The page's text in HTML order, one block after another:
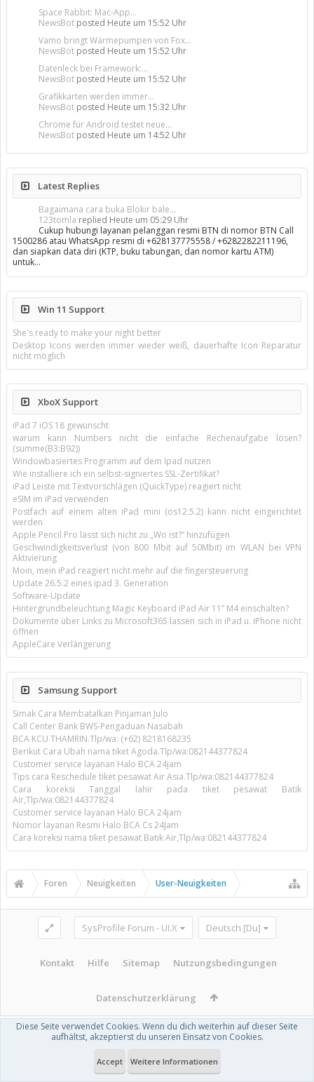
Space Rabbit: Mac-App...
NewsBot posted Heute um 15:52 Uhr
Vamo bringt Wärmepumpen von Fox...
NewsBot posted Heute um 15:52 Uhr
Datenleck bei Framework:...
NewsBot posted Heute um 15:52 Uhr
Grafikkarten werden immer...
NewsBot posted Heute um 15:32 Uhr
Chrome für Android testet neue...
NewsBot posted Heute um 14:52 Uhr
Latest Replies
Bagaimana cara buka Blokir bale...
123tomla replied Heute um 05:29 Uhr
Cukup hubungi layanan pelanggan resmi BTN di nomor BTN Call
1500286 atau WhatsApp resmi di +628137775558 / +6282282211196,
dan siapkan data diri (KTP, buku tabungan, dan nomor kartu ATM)
untuk…
Win 11 Support
She's ready to make your night better
Desktop Icons werden immer wieder weiß, dauerhafte Icon Reparatur
nicht möglich
XboX Support
iPad 7 iOS 18 gewünscht
warum kann Numbers nicht die einfache Rechenaufgabe lösen?
(summe(B3:B92))
Windowbasiertes Programm auf dem Ipad nutzen
Wie installiere ich ein selbst-signiertes SSL-Zertifikat?
iPad Leiste mit Textvorschlägen (QuickType) reagiert nicht
eSIM im iPad verwenden
Postfach auf einem alten iPad mini (os12.5.2) kann nicht eingerichtet
werden
Apple Pencil Pro lässt sich nicht zu „Wo ist?“ hinzufügen
Geschwindigkeitsverlust (von 800 Mbit auf 50Mbit) im WLAN bei VPN
Aktivierung
Moin, mein iPad reagiert nicht mehr auf die fingersteuerung
Update 26.5.2 eines ipad 3. Generation
Software-Update
Hintergrundbeleuchtung Magic Keyboard iPad Air 11’’ M4 einschalten?
Dokumente über Links zu Microsoft365 lassen sich in iPad u. iPhone nicht
öffnen
AppleCare Verlängerung
Samsung Support
Simak Cara Membatalkan Pinjaman Julo
Call Center Bank BWS-Pengaduan Nasabah
BCA KCU THAMRIN.Tlp/wa: (+62) 8218168235
Berikut Cara Ubah nama tiket Agoda.Tlp/wa:082144377824
Customer service layanan Halo BCA 24jam
Tips cara Reschedule tiket pesawat Air Asia.Tlp/wa:082144377824
Cara koreksi Tanggal lahir pada tiket pesawat Batik
Air,Tlp/wa:082144377824
Customer service layanan Halo BCA 24jam
Nomor layanan Resmi Halo BCA Cs 24Jam
Cara koreksi nama tiket pesawat Batik Air,Tlp/wa:082144377824
Foren Neuigkeiten User-Neuigkeiten
SysProfile Forum - UI.X Deutsch [Du]
Kontakt Hilfe Sitemap Nutzungsbedingungen
Datenschutzerklärung
Diese Seite verwendet Cookies. Wenn du dich weiterhin auf dieser Seite
aufhältst, akzeptierst du unseren Einsatz von Cookies.
Accept Weitere Informationen